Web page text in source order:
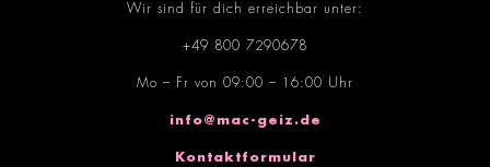
Wir sind für dich erreichbar unter:
+49 800 7290678
Mo – Fr von 09:00 – 16:00 Uhr
info@mac-geiz.de
Kontaktformular